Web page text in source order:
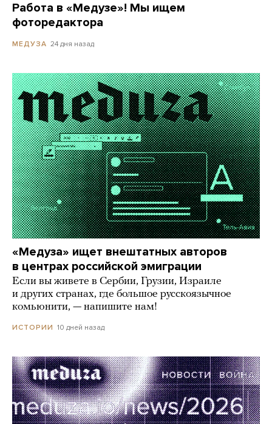
Работа в «Медузе»! Мы ищем
фоторедактора
МЕДУЗА 24 дня назад
«Медуза» ищет внештатных авторов
в центрах российской эмиграции
Если вы живете в Сербии, Грузии, Израиле
и других странах, где большое русскоязычное
комьюнити, — напишите нам!
ИСТОРИИ 10 дней назад